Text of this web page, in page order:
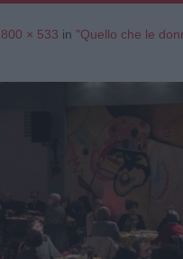
800 × 533 in "Quello che le